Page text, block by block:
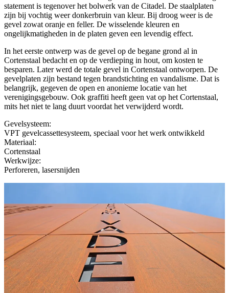
statement is tegenover het bolwerk van de Citadel. De staalplaten
zijn bij vochtig weer donkerbruin van kleur. Bij droog weer is de
gevel zowat oranje en feller. De wisselende kleuren en
ongelijkmatigheden in de platen geven een levendig effect.
In het eerste ontwerp was de gevel op de begane grond al in
Cortenstaal bedacht en op de verdieping in hout, om kosten te
besparen. Later werd de totale gevel in Cortenstaal ontworpen. De
gevelplaten zijn bestand tegen brandstichting en vandalisme. Dat is
belangrijk, gegeven de open en anonieme locatie van het
verenigingsgebouw. Ook graffiti heeft geen vat op het Cortenstaal,
mits het niet te lang duurt voordat het verwijderd wordt.
Gevelsysteem:
VPT gevelcassettesysteem, speciaal voor het werk ontwikkeld
Materiaal:
Cortenstaal
Werkwijze:
Perforeren, lasersnijden